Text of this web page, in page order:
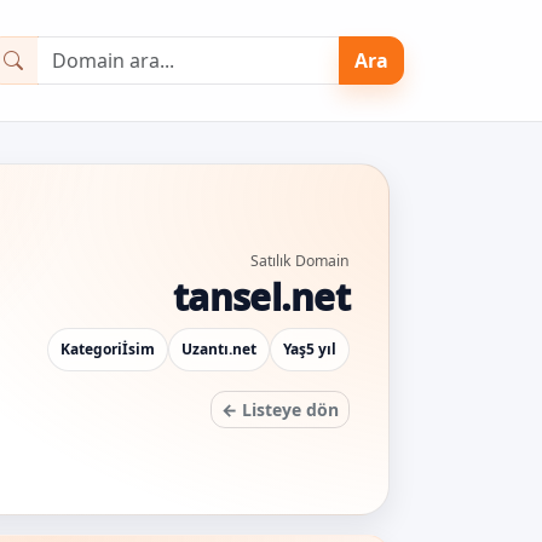
Ara
Satılık Domain
tansel.net
Kategoriİsim Uzantı.net Yaş5 yıl
← Listeye dön